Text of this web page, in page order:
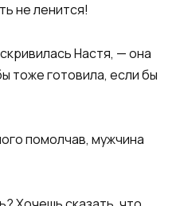
не ленится!
Настя, — она
тоже готовила, если бы
помолчав, мужчина